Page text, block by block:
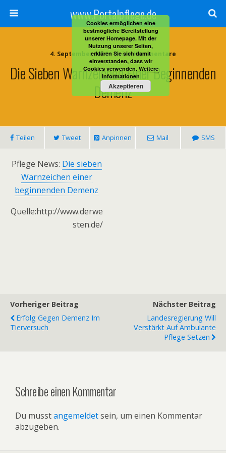
www.Portalpflege.de
4. September 2013 • Keine Kommentare
Die Sieben Warnzeichen Einer Beginnenden
Demenz
Teilen Tweet Anpinnen Mail SMS
Pflege News: Die sieben
Warnzeichen einer
beginnenden Demenz
Quelle:http://www.derwe
sten.de/
Vorheriger Beitrag
Erfolg Gegen Demenz Im
Tierversuch
Nächster Beitrag
Landesregierung Will
Verstärkt Auf Ambulante
Pflege Setzen
Schreibe einen Kommentar
Du musstangemeldetsein, um einen Kommentar
abzugeben.
Cookies ermöglichen eine
bestmögliche Bereitstellung
unserer Homepage. Mit der
Nutzung unserer Seiten,
erklären Sie sich damit
einverstanden, dass wir
Cookies verwenden. Weitere
Informationen
Akzeptieren